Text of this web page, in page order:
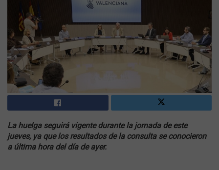
La huelga seguirá vigente durante la jornada de este
jueves, ya que los resultados de la consulta se conocieron
a última hora del día de ayer.